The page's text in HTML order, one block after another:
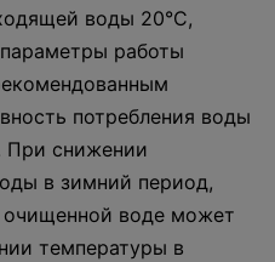
воды 20°С,
работы
потребления воды
При снижении
в зимний период,
воде может
температуры в